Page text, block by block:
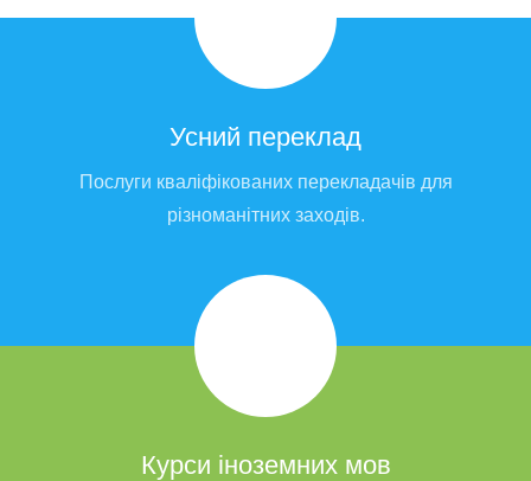
Усний переклад
Послуги кваліфікованих перекладачів для
різноманітних заходів.
Курси іноземних мов